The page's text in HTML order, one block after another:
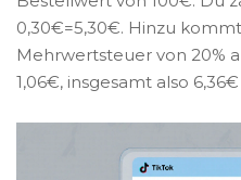
0,30€=5,30€. Hinzu
Mehrwertsteuer von 20%
1,06€, insgesamt also